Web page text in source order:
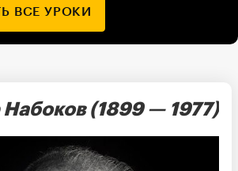
ВСЕ УРОКИ
(1899 — 1977)